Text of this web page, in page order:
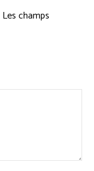
Les champs